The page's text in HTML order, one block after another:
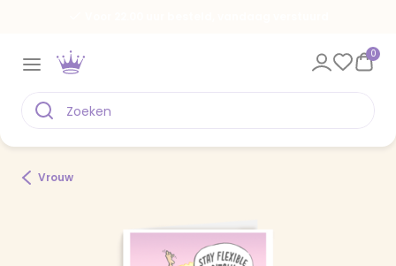
0
Vrouw